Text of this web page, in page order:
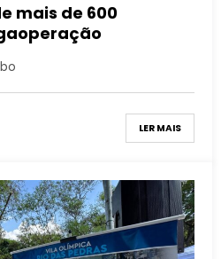
mais de 600
LER MAIS